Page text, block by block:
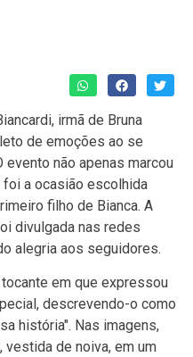
irmã de Bruna
de emoções ao se
evento não apenas marcou
foi a ocasião escolhida
filho de Bianca. A
divulgada nas redes
alegria aos seguidores.
em que expressou
descrevendo-o como
história". Nas imagens,
vestida de noiva, em um